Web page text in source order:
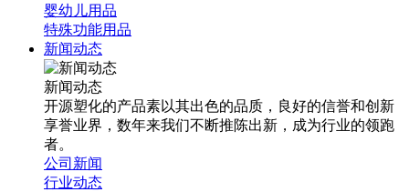
婴幼儿用品
特殊功能用品
新闻动态
新闻动态
开源塑化的产品素以其出色的品质，良好的信誉和创新
享誉业界，数年来我们不断推陈出新，成为行业的领跑
者。
公司新闻
行业动态